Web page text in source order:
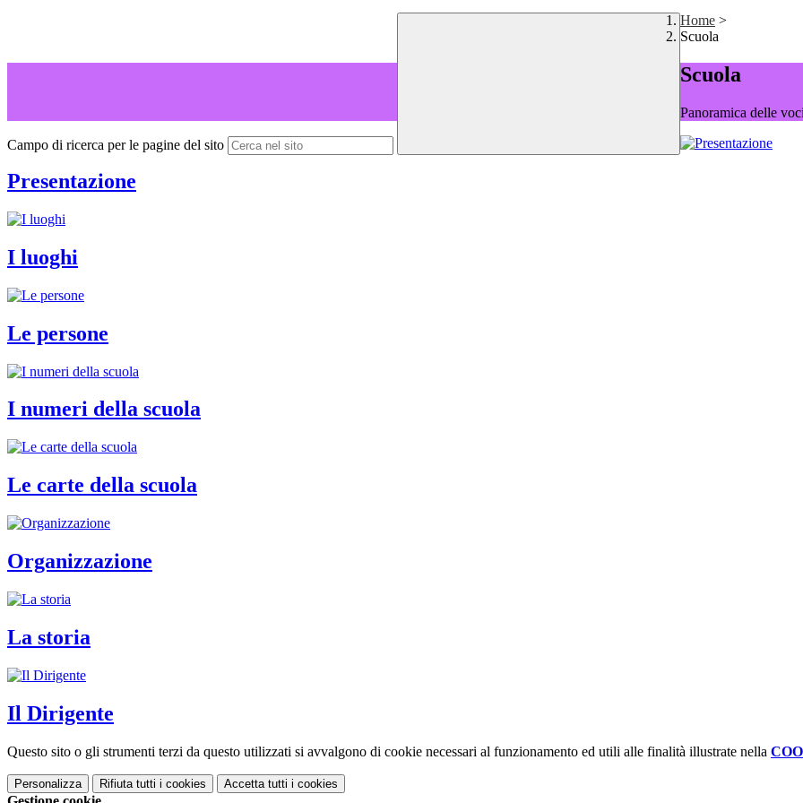
Campo di ricerca per le pagine del sito
Home >
Scuola
Scuola
Panoramica delle
Presentazione
I luoghi
Le persone
I numeri della scuola
Le carte della scuola
Organizzazione
La storia
Il Dirigente
Questo sito o gli strumenti terzi da questo utilizzati si avvalgono di cookie necessari al funzionamento ed utili alle finalità illustrate nella
Personalizza Rifiuta tutti i cookies Accetta tutti i cookies